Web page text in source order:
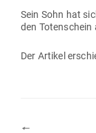
Sein Sohn hat
den Toten­schein
Der Artikel
🠔